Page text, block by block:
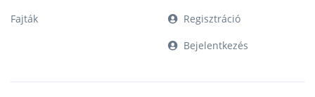
Fajták
Regisztráció
Bejelentkezés